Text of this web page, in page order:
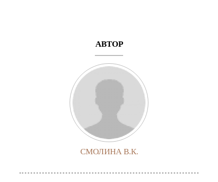
АВТОР
СМОЛИНА В.К.